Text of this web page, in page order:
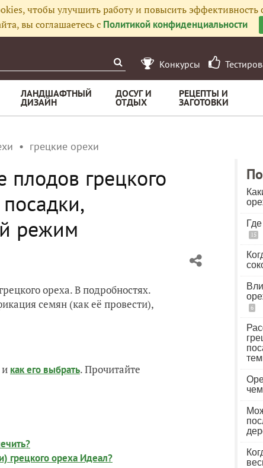
чтобы улучшить работу и повысить эффективность
вы соглашаетесь с Политикой конфиденциальности
Конкурсы
ЛАНДШАФТНЫЙ
ДИЗАЙН
ДОСУГ И
ОТДЫХ
РЕЦЕПТЫ И
ЗАГОТОВКИ
грецкие орехи
плодов грецкого
режим
ореха. В подробностях.
семян (как её провести),
как его выбрать. Прочитайте
грецкого ореха Идеал?
15
6